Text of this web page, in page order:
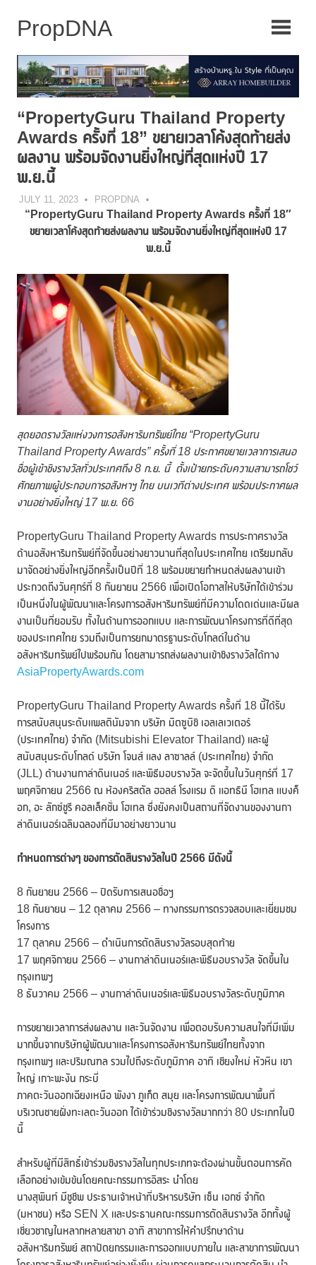
“PropertyGuru Thailand Property
Awards ครั้งที่ 18” ขยายเวลาโค้งสุดท้ายส่ง
ผลงาน พร้อมจัดงานยิ่งใหญ่ที่สุดแห่งปี 17
พ.ย.นี้
JULY 11, 2023 PROPDNA
“PropertyGuru Thailand Property Awards ครั้งที่ 18″
ขยายเวลาโค้งสุดท้ายส่งผลงาน พร้อมจัดงานยิ่งใหญ่ที่สุดแห่งปี 17
พ.ย.นี้
สุดยอดรางวัลแห่งวงการอสังหาริมทรัพย์ไทย“PropertyGuru
Thailand Property Awards” ครั้งที่18 ประกาศขยายเวลาการเสนอ
ชื่อผู้เข้าชิงรางวัลทั่วประเทศถึง8 ก.ย. นี้ ตั้งเป้ายกระดับความสามารถโชว์
ศักยภาพผู้ประกอบการอสังหาฯ ไทย บนเวทีต่างประเทศ พร้อมประกาศผล
งานอย่างยิ่งใหญ่17 พ.ย. 66
PropertyGuru Thailand Property Awards การประกาศรางวัล
ด้านอสังหาริมทรัพย์ที่จัดขึ้นอย่างยาวนานที่สุดในประเทศไทย เตรียมกลับ
มาจัดอย่างยิ่งใหญ่อีกครั้งเป็นปีที่ 18 พร้อมขยายกำหนดส่งผลงานเข้า
ประกวดถึงวันศุกร์ที่ 8 กันยายน 2566 เพื่อเปิดโอกาสให้บริษัทได้เข้าร่วม
เป็นหนึ่งในผู้พัฒนาและโครงการอสังหาริมทรัพย์ที่มีความโดดเด่นและมีผล
งานเป็นที่ยอมรับ ทั้งในด้านการออกแบบ และการพัฒนาโครงการที่ดีที่สุด
ของประเทศไทย รวมถึงเป็นการยกมาตรฐานระดับโกลด์ในด้าน
อสังหาริมทรัพย์ไปพร้อมกัน โดยสามารถส่งผลงานเข้าชิงรางวัลได้ทาง
AsiaPropertyAwards.com
PropertyGuru Thailand Property Awards ครั้งที่ 18 นี้ได้รับ
การสนับสนุนระดับแพลตินัมจาก บริษัท มิตซูบิชิ เอลเลเวเตอร์
(ประเทศไทย) จำกัด (Mitsubishi Elevator Thailand) และผู้
สนับสนุนระดับโกลด์ บริษัท โจนส์ แลง ลาซาลล์ (ประเทศไทย) จำกัด
(JLL) ด้านงานกาล่าดินเนอร์ และพิธีมอบรางวัล จะจัดขึ้นในวันศุกร์ที่ 17
พฤศจิกายน 2566 ณ ห้องคริสตัล ฮอลล์ โรงแรม ดิ แอทธินี โฮเทล แบงค็
อก, อะ ลักซ์ชูรี คอลเล็คชั่น โฮเทล ซึ่งยังคงเป็นสถานที่จัดงานของงานกา
ล่าดินเนอร์เฉลิมฉลองที่มีมาอย่างยาวนาน
กำหนดการต่างๆ ของการตัดสินรางวัลในปี 2566 มีดังนี้
8 กันยายน 2566 – ปิดรับการเสนอชื่อฯ
18 กันยายน – 12 ตุลาคม 2566 – ทางกรรมการตรวจสอบและเยี่ยมชม
โครงการ
17 ตุลาคม 2566 – ดำเนินการตัดสินรางวัลรอบสุดท้าย
17 พฤศจิกายน 2566 – งานกาล่าดินเนอร์และพิธีมอบรางวัล จัดขึ้นใน
กรุงเทพฯ
8 ธันวาคม 2566 – งานกาล่าดินเนอร์และพิธีมอบรางวัลระดับภูมิภาค
การขยายเวลาการส่งผลงาน และวันจัดงาน เพื่อตอบรับความสนใจที่มีเพิ่ม
มากขึ้นจากบริษัทผู้พัฒนาและโครงการอสังหาริมทรัพย์ไทยทั้งจาก
กรุงเทพฯ และปริมณฑล รวมไปถึงระดับภูมิภาค อาทิ เชียงใหม่ หัวหิน เขา
ใหญ่ เกาะพะงัน กระบี่
ภาคตะวันออกเฉียงเหนือ พังงา ภูเก็ต สมุย และโครงการพัฒนาพื้นที่
บริเวณชายฝั่งทะเลตะวันออก ได้เข้าร่วมชิงรางวัลมากกว่า 80 ประเภทในปี
นี้
สำหรับผู้ที่มีสิทธิ์เข้าร่วมชิงรางวัลในทุกประเภทจะต้องผ่านขั้นตอนการคัด
เลือกอย่างเข้มข้นโดยคณะกรรมการอิสระ นำโดย
นางสุพินท์ มีชูชีพ ประธานเจ้าหน้าที่บริหารบริษัท เซ็น เอกซ์ จำกัด
(มหาชน) หรือ SEN X และประธานคณะกรรมการตัดสินรางวัล อีกทั้งผู้
เชี่ยวชาญในหลากหลายสาขา อาทิ สาขาการให้คำปรึกษาด้าน
อสังหาริมทรัพย์ สถาปัตยกรรมและการออกแบบภายใน และสาขาการพัฒนา